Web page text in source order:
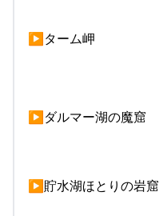
▶ターム岬
▶ダルマー湖の魔窟
▶貯水湖ほとりの岩窟